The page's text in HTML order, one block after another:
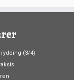
(3/4)